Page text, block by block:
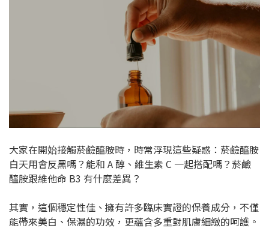
大家在開始接觸菸鹼醯胺時，時常浮現這些疑惑：菸鹼醯胺
白天用會反黑嗎？能和 A 醇、維生素 C 一起搭配嗎？菸鹼
醯胺跟維他命 B3 有什麼差異？
其實，這個穩定性佳、擁有許多臨床實證的保養成分，不僅
能帶來美白、保濕的功效，更蘊含多重對肌膚細緻的呵護。